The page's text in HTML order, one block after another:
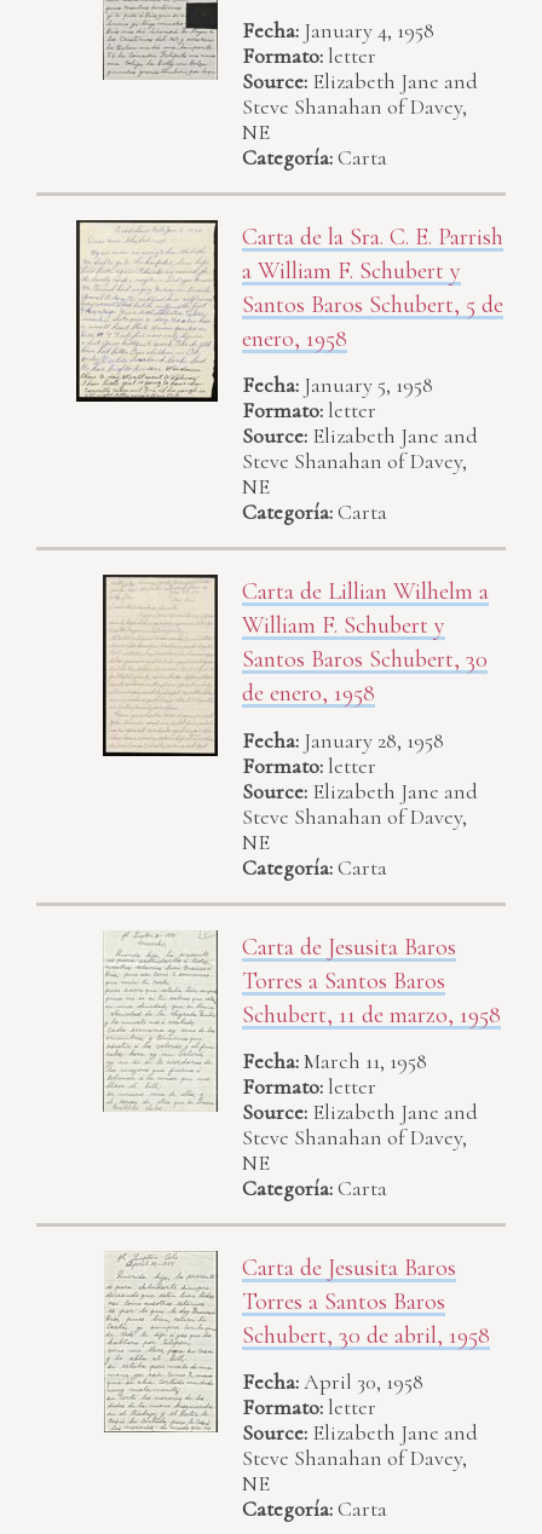
Fecha: January 4, 1958
Formato: letter
Source: Elizabeth Jane and
Steve Shanahan of Davey,
NE
Categoría:Carta
Carta de la Sra. C. E. Parrish
a William F. Schubert y
Santos Baros Schubert, 5 de
enero, 1958
Fecha: January 5, 1958
Formato: letter
Source: Elizabeth Jane and
Steve Shanahan of Davey,
NE
Categoría:Carta
Carta de Lillian Wilhelm a
William F. Schubert y
Santos Baros Schubert, 30
de enero, 1958
Fecha: January 28, 1958
Formato: letter
Source: Elizabeth Jane and
Steve Shanahan of Davey,
NE
Categoría:Carta
Carta de Jesusita Baros
Torres a Santos Baros
Schubert, 11 de marzo, 1958
Fecha:March 11, 1958
Formato: letter
Source: Elizabeth Jane and
Steve Shanahan of Davey,
NE
Categoría:Carta
Carta de Jesusita Baros
Torres a Santos Baros
Schubert, 30 de abril, 1958
Fecha:April 30, 1958
Formato: letter
Source: Elizabeth Jane and
Steve Shanahan of Davey,
NE
Categoría:Carta